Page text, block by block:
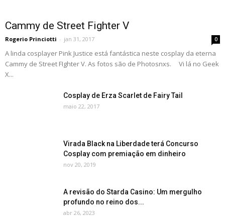
Cammy de Street Fighter V
Rogerio Princiotti - jan 31, 2017 0
A linda cosplayer Pink Justice está fantástica neste cosplay da eterna
Cammy de Street FIghter V. As fotos são de Photosnxs. Vi lá no Geek
X...
Cosplay de Erza Scarlet de Fairy Tail
maio 22, 2017
Virada Black na Liberdade terá Concurso
Cosplay com premiação em dinheiro
nov 20, 2019
A revisão do Starda Casino: Um mergulho
profundo no reino dos...
abr 26, 2023